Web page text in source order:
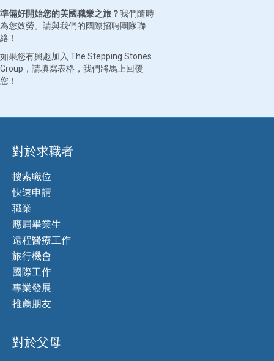
準備好開始您的美國職業之旅？我們隨時
為您效勞。請與我們的國際招聘團隊聯
絡！
如果您有興趣加入 The Stepping Stones
Group，請填寫表格，我們將馬上回覆
您！
對於求職者
搜索職位
快速申請
職業
應屆畢業生
遠程醫療工作
旅行機會
國際工作
專業發展
推薦朋友
對於父母